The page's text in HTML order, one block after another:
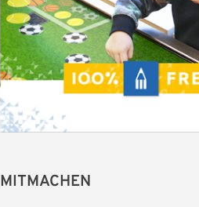
MITMACHEN